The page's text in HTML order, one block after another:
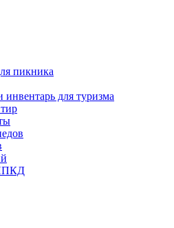
пикника
для туризма